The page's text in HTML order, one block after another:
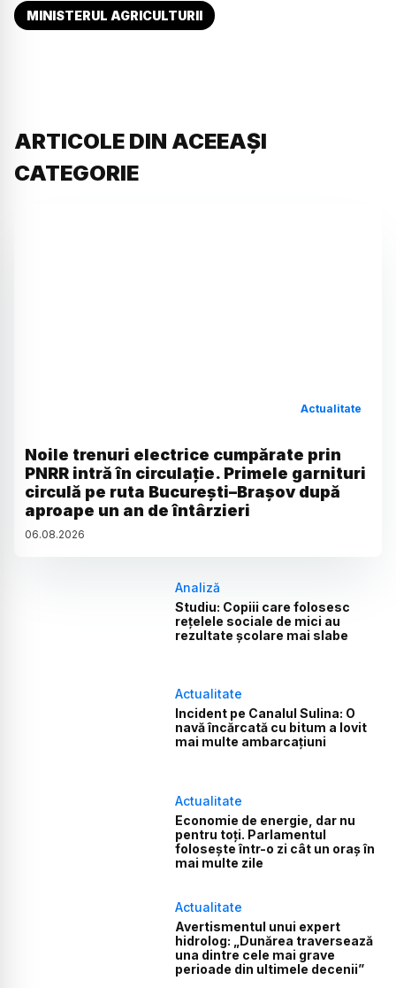
MINISTERUL AGRICULTURII
ARTICOLE DIN ACEEAȘI
CATEGORIE
Actualitate
Noile trenuri electrice cumpărate prin
PNRR intră în circulație. Primele garnituri
circulă pe ruta București–Brașov după
aproape un an de întârzieri
06.08.2026
Analiză
Studiu: Copiii care folosesc
rețelele sociale de mici au
rezultate școlare mai slabe
Actualitate
Incident pe Canalul Sulina: O
navă încărcată cu bitum a lovit
mai multe ambarcațiuni
Actualitate
Economie de energie, dar nu
pentru toți. Parlamentul
folosește într-o zi cât un oraș în
mai multe zile
Actualitate
Avertismentul unui expert
hidrolog: „Dunărea traversează
una dintre cele mai grave
perioade din ultimele decenii”